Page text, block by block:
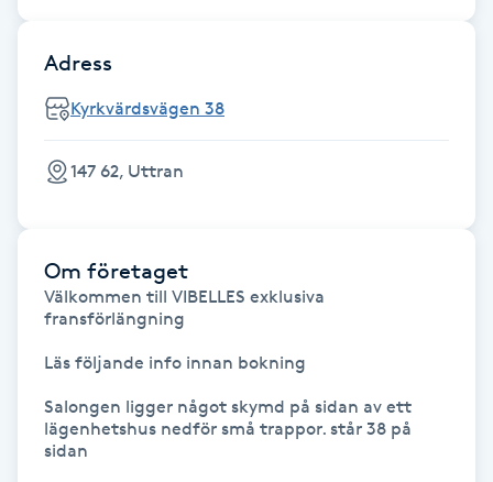
H
Hatha Yoga
Headspa
Healing
HIFU
Hollywood Peel
Hot Stone Massage
Adress
Kyrkvärdsvägen 38
147 62, Uttran
Om företaget
Välkommen till VIBELLES exklusiva
fransförlängning
Läs följande info innan bokning
Salongen ligger något skymd på sidan av ett
lägenhetshus nedför små trappor. står 38 på
sidan